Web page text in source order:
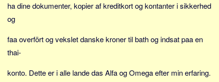
ha dine dokumenter, kopier af kreditkort og kontanter i sikkerhed
og
faa overfört og vekslet danske kroner til bath og indsat paa en
thai-
konto. Dette er i alle lande das Alfa og Omega efter min erfaring.